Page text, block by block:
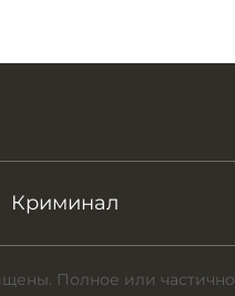
Криминал
Полное или